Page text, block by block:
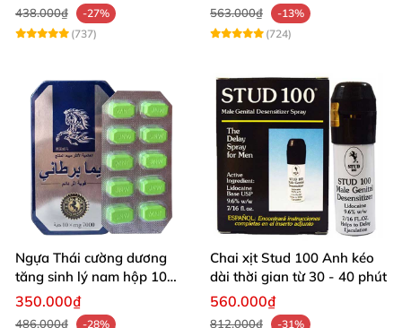
438.000₫
-27%
(737)
563.000₫
-13%
(724)
Ngựa Thái cường dương
tăng sinh lý nam hộp 10
viên cao cấp chuẩn Thái
350.000₫
486.000₫
-28%
Chai xịt Stud 100 Anh kéo
dài thời gian từ 30 - 40 phút
560.000₫
812.000₫
-31%